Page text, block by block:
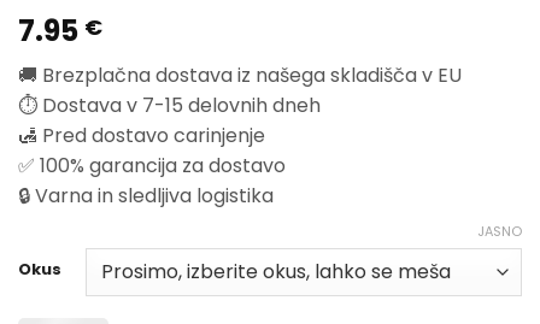
7.95 €
🚚 Brezplačna dostava iz našega skladišča v EU
⏱️ Dostava v 7-15 delovnih dneh
🛃 Pred dostavo carinjenje
✅ 100% garancija za dostavo
🔒 Varna in sledljiva logistika
Okus
JASNO